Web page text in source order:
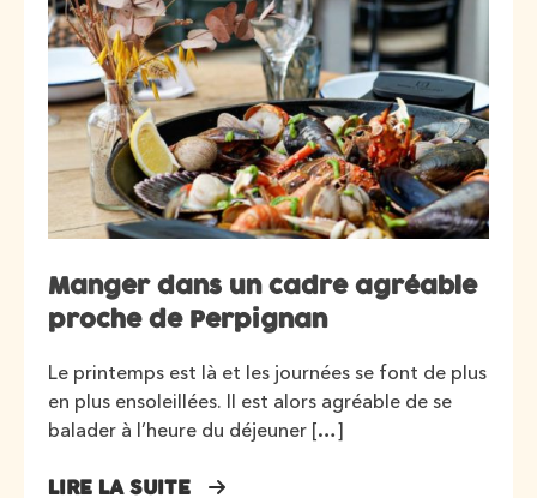
Manger dans un cadre agréable
proche de Perpignan
Le printemps est là et les journées se font de plus
en plus ensoleillées. Il est alors agréable de se
balader à l’heure du déjeuner […]
LIRE LA SUITE